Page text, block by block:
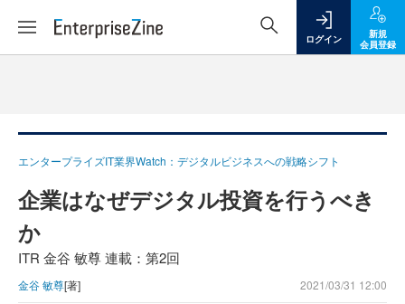
ログイン
新規
会員登録
エンタープライズIT業界Watch：デジタルビジネスへの戦略シフト
企業はなぜデジタル投資を行うべき
か
ITR 金谷 敏尊 連載：第2回
金谷 敏尊[著] 2021/03/31 12:00